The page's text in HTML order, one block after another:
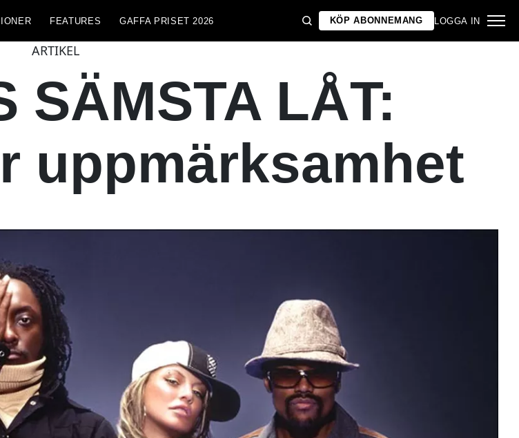
FEATURES GAFFA PRISET 2026 KÖP ABONNEMANG LOGGA IN
ARTIKEL
SÄMSTA LÅT:
uppmärksamhet